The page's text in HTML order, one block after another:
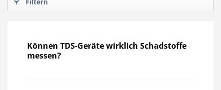
Können TDS-Geräte wirklich Schadstoffe
messen?